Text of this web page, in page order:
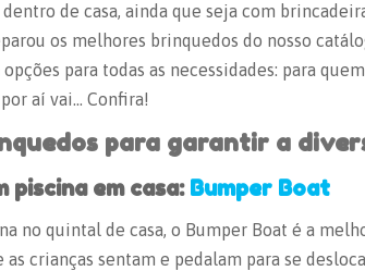
de casa, ainda que seja com
os melhores brinquedos do nosso
para todas as necessidades: para
aí vai… Confira!
para garantir a
piscina em casa: Bumper Boat
no quintal de casa, o Bumper Boat é a
crianças sentam e pedalam para se